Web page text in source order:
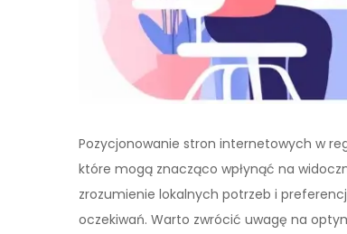
Pozycjonowanie stron internetowych w
które mogą znacząco wpłynąć na
zrozumienie lokalnych potrzeb i
oczekiwań. Warto zwrócić uwagę na